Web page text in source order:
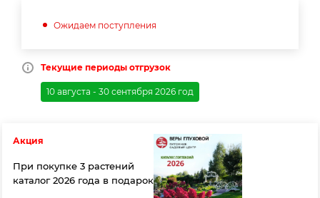
Ожидаем поступления
Текущие периоды отгрузок
10 августа - 30 сентября 2026 год
Акция
При покупке 3 растений
каталог 2026 года в подарок